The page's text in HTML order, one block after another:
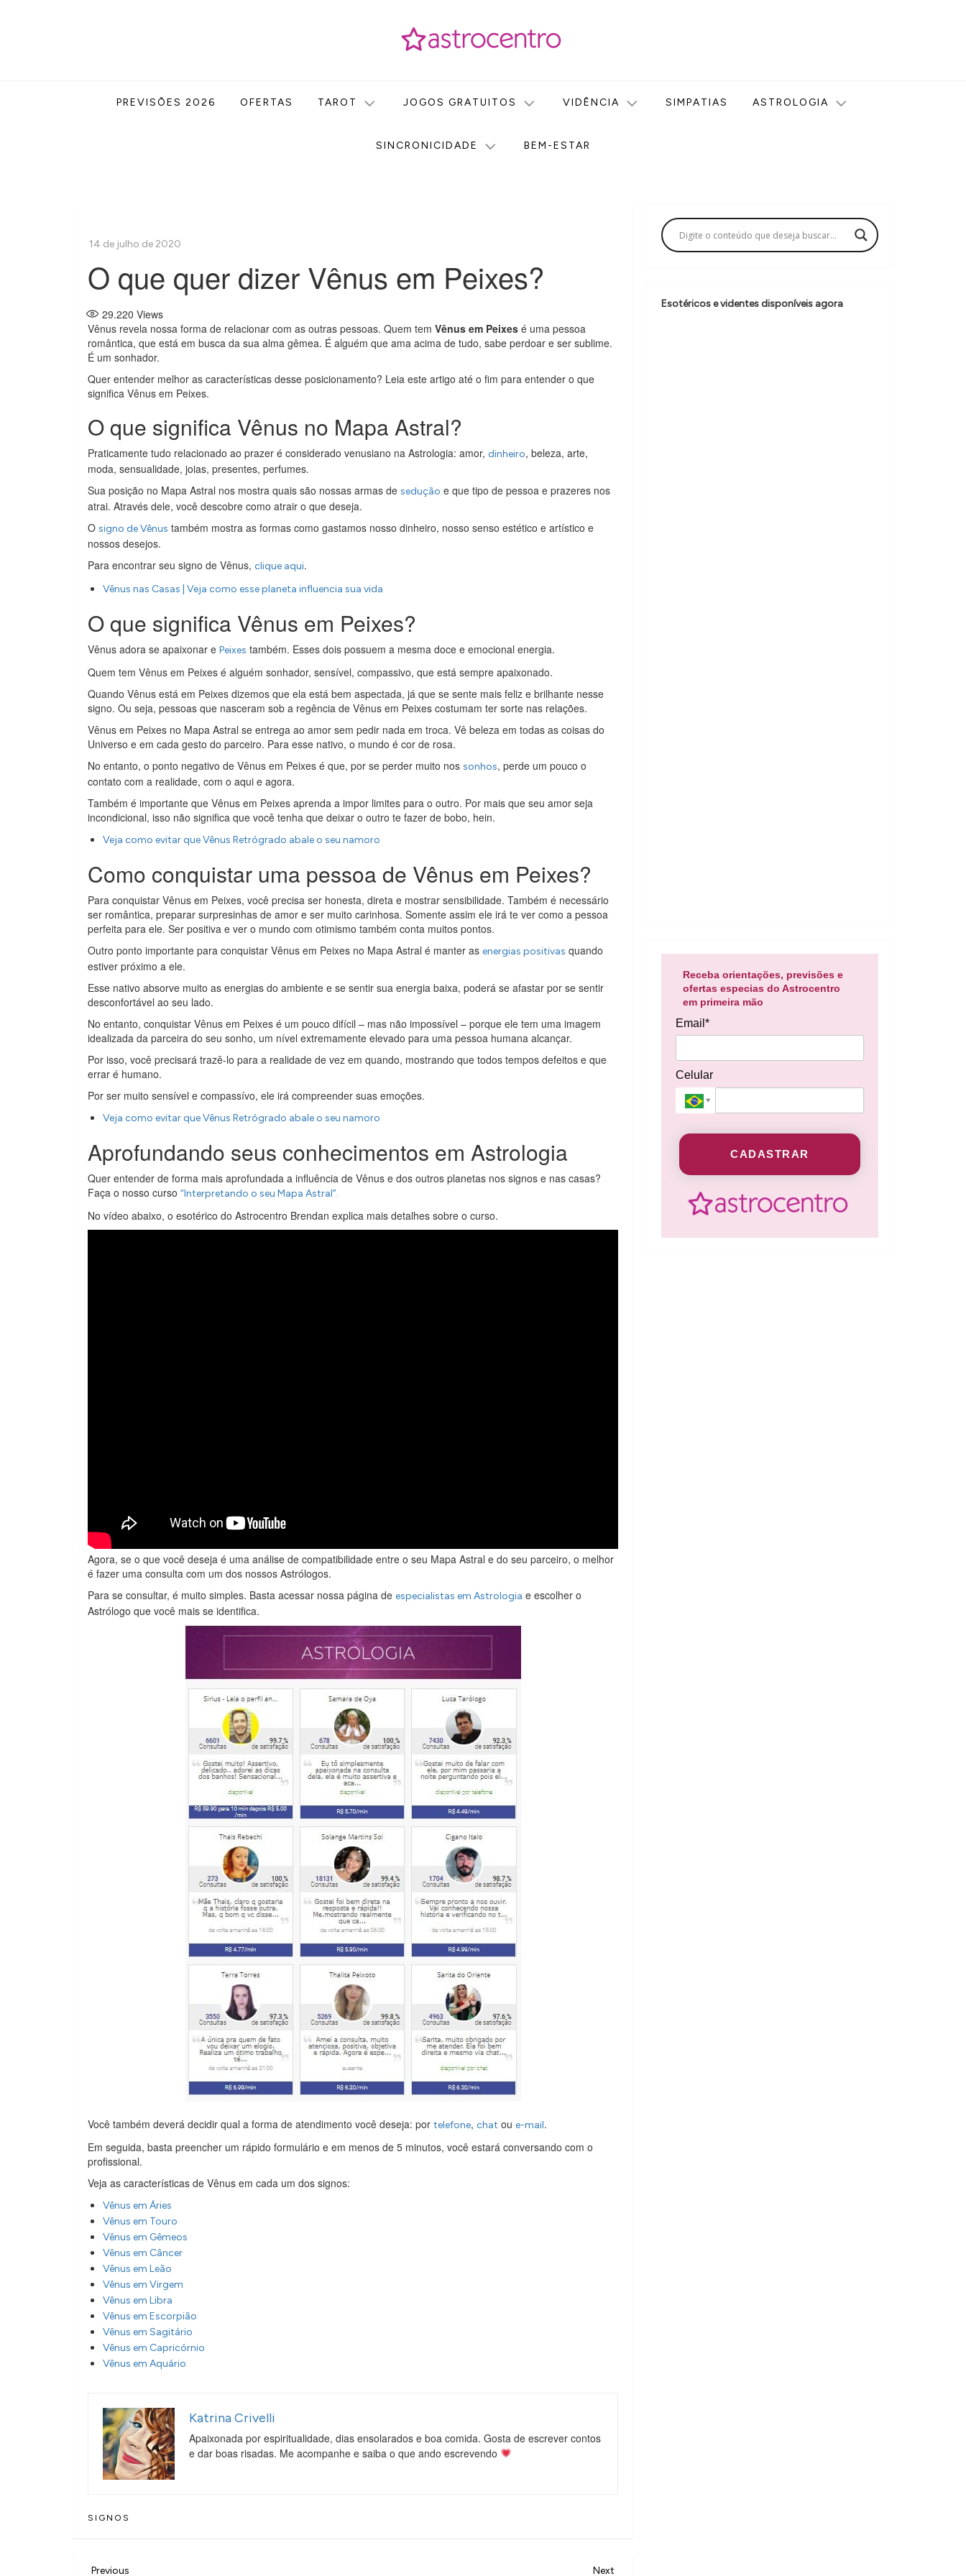
PREVISÕES 2026 OFERTAS TAROT JOGOS GRATUITOS VIDÊNCIA SIMPATIAS ASTROLOGIA
SINCRONICIDADE BEM-ESTAR
O que quer dizer Vênus em Peixes?
29.220 Views
Vênus revela nossa forma de relacionar com as outras pessoas. Quem tem Vênus em Peixes é uma pessoa
romântica, que está em busca da sua alma gêmea. É alguém que ama acima de tudo, sabe perdoar e ser sublime.
É um sonhador.
Quer entender melhor as características desse posicionamento? Leia este artigo até o fim para entender o que
significa Vênus em Peixes.
O que significa Vênus no Mapa Astral?
Praticamente tudo relacionado ao prazer é considerado venusiano na Astrologia: amor, dinheiro, beleza, arte,
moda, sensualidade, joias, presentes, perfumes.
Sua posição no Mapa Astral nos mostra quais são nossas armas de sedução e que tipo de pessoa e prazeres nos
atrai. Através dele, você descobre como atrair o que deseja.
O signo de Vênus também mostra as formas como gastamos nosso dinheiro, nosso senso estético e artístico e
nossos desejos.
Para encontrar seu signo de Vênus, clique aqui.
Vênus nas Casas | Veja como esse planeta influencia sua vida
O que significa Vênus em Peixes?
Vênus adora se apaixonar e Peixes também. Esses dois possuem a mesma doce e emocional energia.
Quem tem Vênus em Peixes é alguém sonhador, sensível, compassivo, que está sempre apaixonado.
Quando Vênus está em Peixes dizemos que ela está bem aspectada, já que se sente mais feliz e brilhante nesse
signo. Ou seja, pessoas que nasceram sob a regência de Vênus em Peixes costumam ter sorte nas relações.
Vênus em Peixes no Mapa Astral se entrega ao amor sem pedir nada em troca. Vê beleza em todas as coisas do
Universo e em cada gesto do parceiro. Para esse nativo, o mundo é cor de rosa.
No entanto, o ponto negativo de Vênus em Peixes é que, por se perder muito nos sonhos, perde um pouco o
contato com a realidade, com o aqui e agora.
Também é importante que Vênus em Peixes aprenda a impor limites para o outro. Por mais que seu amor seja
incondicional, isso não significa que você tenha que deixar o outro te fazer de bobo, hein.
Veja como evitar que Vênus Retrógrado abale o seu namoro
Como conquistar uma pessoa de Vênus em Peixes?
Para conquistar Vênus em Peixes, você precisa ser honesta, direta e mostrar sensibilidade. Também é necessário
ser romântica, preparar surpresinhas de amor e ser muito carinhosa. Somente assim ele irá te ver como a pessoa
perfeita para ele. Ser positiva e ver o mundo com otimismo também conta muitos pontos.
Outro ponto importante para conquistar Vênus em Peixes no Mapa Astral é manter as energias positivas quando
estiver próximo a ele.
Esse nativo absorve muito as energias do ambiente e se sentir sua energia baixa, poderá se afastar por se sentir
desconfortável ao seu lado.
No entanto, conquistar Vênus em Peixes é um pouco difícil – mas não impossível – porque ele tem uma imagem
idealizada da parceira do seu sonho, um nível extremamente elevado para uma pessoa humana alcançar.
Por isso, você precisará trazê-lo para a realidade de vez em quando, mostrando que todos tempos defeitos e que
errar é humano.
Por ser muito sensível e compassívo, ele irá compreender suas emoções.
Veja como evitar que Vênus Retrógrado abale o seu namoro
Aprofundando seus conhecimentos em Astrologia
Quer entender de forma mais aprofundada a influência de Vênus e dos outros planetas nos signos e nas casas?
Faça o nosso curso “Interpretando o seu Mapa Astral”.
No vídeo abaixo, o esotérico do Astrocentro Brendan explica mais detalhes sobre o curso.
Agora, se o que você deseja é uma análise de compatibilidade entre o seu Mapa Astral e do seu parceiro, o melhor
é fazer uma consulta com um dos nossos Astrólogos.
Para se consultar, é muito simples. Basta acessar nossa página de especialistas em Astrologia e escolher o
Astrólogo que você mais se identifica.
Você também deverá decidir qual a forma de atendimento você deseja: por telefone, chat ou e-mail.
Em seguida, basta preencher um rápido formulário e em menos de 5 minutos, você estará conversando com o
profissional.
Veja as características de Vênus em cada um dos signos:
Vênus em Áries
Vênus em Touro
Vênus em Gêmeos
Vênus em Câncer
Vênus em Leão
Vênus em Virgem
Vênus em Libra
Vênus em Escorpião
Vênus em Sagitário
Vênus em Capricórnio
Vênus em Aquário
Katrina Crivelli
Apaixonada por espiritualidade, dias ensolarados e boa comida. Gosta de escrever contos
e dar boas risadas. Me acompanhe e saiba o que ando escrevendo
SIGNOS
Previous
Previous Next
Esotéricos e videntes disponíveis agora
Receba orientações, previsões e
ofertas especias do Astrocentro
em primeira mão
Email*
Celular
CADASTRAR